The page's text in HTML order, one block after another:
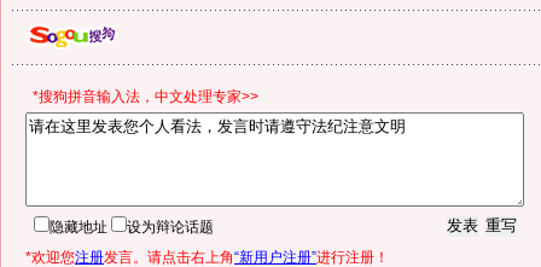
*搜狗拼音输入法，中文处理专家>>
隐藏地址
设为辩论话题
*欢迎您注册发言。请点击右上角“新用户注册”进行注册！